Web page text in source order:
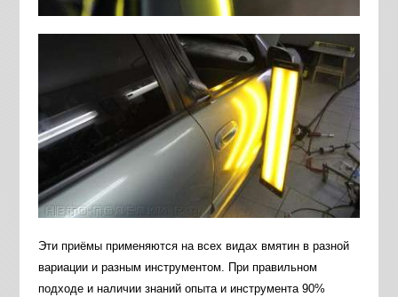
Эти приёмы применяются на всех видах вмятин в разной
вариации и разным инструментом. При правильном
подходе и наличии знаний опыта и инструмента 90%